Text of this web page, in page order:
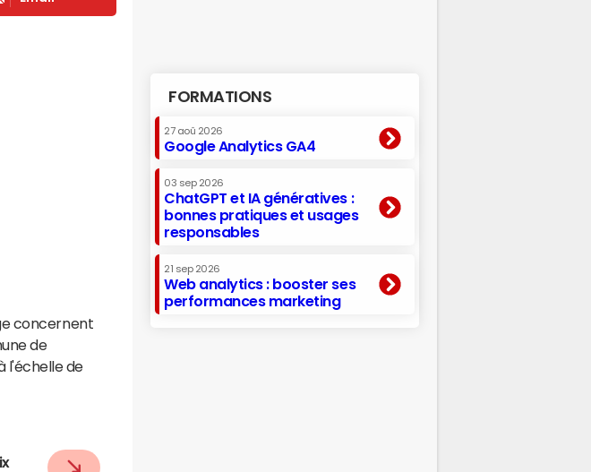
concernent
de
l'échelle de
FORMATIONS
27 aoû 2026
Google Analytics GA4
03 sep 2026
ChatGPT et IA génératives :
bonnes pratiques et usages
responsables
21 sep 2026
Web analytics : booster ses
performances marketing